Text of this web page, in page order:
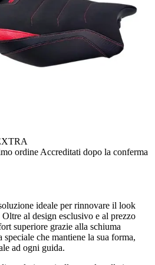
ordine Accreditati dopo la conferma
ideale per rinnovare il look
al design esclusivo e al prezzo
superiore grazie alla schiuma
che mantiene la sua forma,
ad ogni guida.